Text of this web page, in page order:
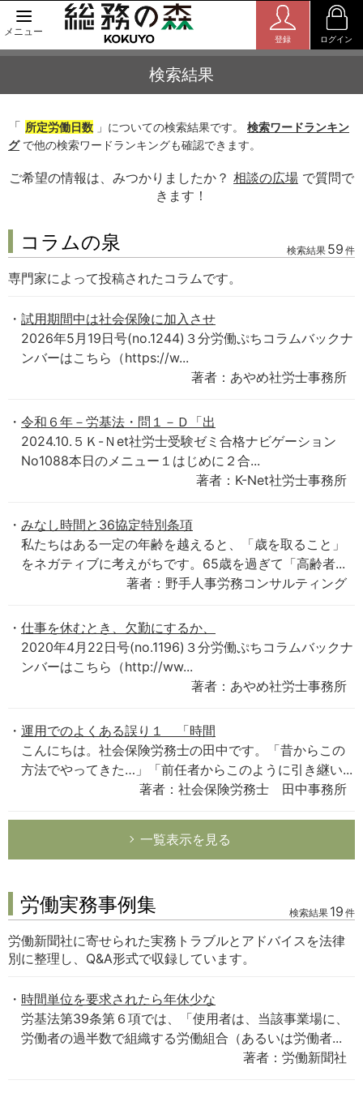
メニュー
登録 ログイン
検索結果
「 所定労働日数 」についての検索結果です。 検索ワードランキン
グで他の検索ワードランキングも確認できます。
ご希望の情報は、みつかりましたか？ 相談の広場 で質問で
きます！
コラムの泉 検索結果 59 件
専門家によって投稿されたコラムです。
試用期間中は社会保険に加入させ
2026年5月19日号(no.1244)３分労働ぷちコラムバックナ
ンバーはこちら（https://w...
著者：あやめ社労士事務所
令和６年－労基法・問１－Ｄ「出
2024.10.５Ｋ-Ｎet社労士受験ゼミ合格ナビゲーション
No1088本日のメニュー１はじめに２合...
著者：K-Net社労士事務所
みなし時間と36協定特別条項
私たちはある一定の年齢を越えると、「歳を取ること」
をネガティブに考えがちです。65歳を過ぎて「高齢者...
著者：野手人事労務コンサルティング
仕事を休むとき、欠勤にするか、
2020年4月22日号(no.1196)３分労働ぷちコラムバックナ
ンバーはこちら（http://ww...
著者：あやめ社労士事務所
運用でのよくある誤り１ 「時間
こんにちは。社会保険労務士の田中です。「昔からこの
方法でやってきた…」「前任者からこのように引き継い...
著者：社会保険労務士 田中事務所
一覧表示を見る
労働実務事例集 検索結果 19 件
労働新聞社に寄せられた実務トラブルとアドバイスを法律
別に整理し、Q&A形式で収録しています。
時間単位を要求されたら年休少な
労基法第39条第６項では、「使用者は、当該事業場に、
労働者の過半数で組織する労働組合（あるいは労働者...
著者：労働新聞社